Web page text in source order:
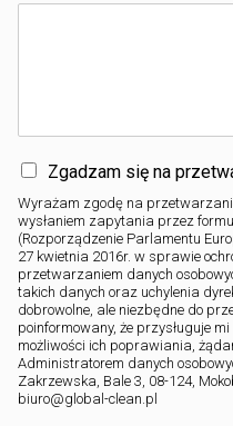
Zgadzam się na
Wyrażam zgodę na
wysłaniem zapytania przez
(Rozporządzenie Parlamentu
27 kwietnia 2016r. w sprawie
przetwarzaniem danych
takich danych oraz uchylenia
dobrowolne, ale niezbędne do
poinformowany, że przysługuje
możliwości ich poprawiania,
Administratorem danych
Zakrzewska, Bale 3, 08-124,
biuro@global-clean.pl